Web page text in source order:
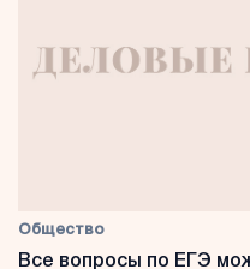
Общество
Все вопросы по ЕГЭ